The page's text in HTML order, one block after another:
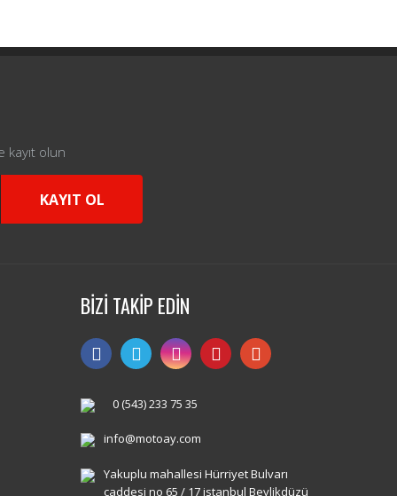
kayıt olun
KAYIT OL
BİZİ TAKİP EDİN
0 (543) 233 75 35
info@motoay.com
Yakuplu mahallesi Hürriyet Bulvarı
caddesi no 65 / 17 istanbul Beylikdüzü